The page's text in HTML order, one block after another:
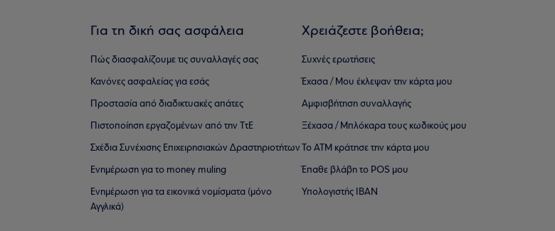
Για τη δική σας ασφάλεια
Πώς διασφαλίζουμε τις συναλλαγές σας
Κανόνες ασφαλείας για εσάς
Προστασία από διαδικτυακές απάτες
Πιστοποίηση εργαζομένων από την ΤτΕ
Σχέδια Συνέχισης Επιχειρησιακών ∆ραστηριοτήτων
Ενημέρωση για το money muling
Ενημέρωση για τα εικονικά νομίσματα (μόνο
Αγγλικά)
Χρειάζεστε βοήθεια;
Συχνές ερωτήσεις
Έχασα / Μου έκλεψαν την κάρτα μου
Αμφισβήτηση συναλλαγής
Ξέχασα / Μπλόκαρα τους κωδικούς μου
Το ΑΤΜ κράτησε την κάρτα μου
Έπαθε βλάβη το POS μου
Υπολογιστής IBAN